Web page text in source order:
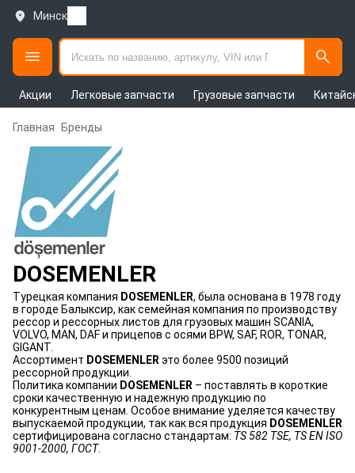
Минск
Акции Легковые запчасти Грузовые запчасти
Главная Бренды
DOSEMENLER
Турецкая компания DOSEMENLER, была основана в 1978 году
в городе Балыксир, как семейная компания по производству
рессор и рессорных листов для грузовых машин SCANIA,
VOLVO, MAN, DAF и прицепов с осями BPW, SAF, ROR, TONAR,
GIGANT.
Ассортимент DOSEMENLER это более 9500 позиций
рессорной продукции.
Политика компании DOSEMENLER – поставлять в короткие
сроки качественную и надежную продукцию по
конкурентным ценам. Особое внимание уделяется качеству
выпускаемой продукции, так как вся продукция DOSEMENLER
сертифицирована согласно стандартам: TS 582 TSE, TS EN ISO
9001-2000, ГОСТ.